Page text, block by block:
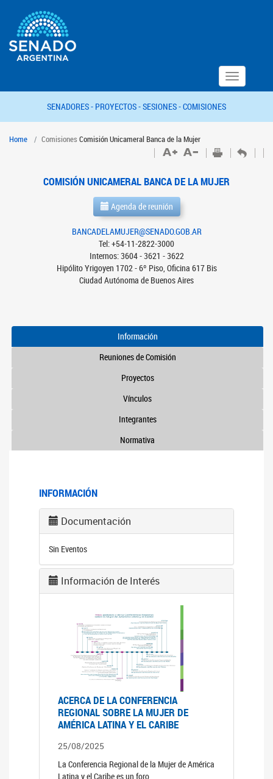
Toggle
navigation
SENADORES - PROYECTOS -SESIONES -COMISIONES
Home Comisiones Comisión Unicameral Banca de la Mujer
COMISIÓN UNICAMERAL BANCA DE LA MUJER
Agenda de reunión
BANCADELAMUJER@SENADO.GOB.AR
Tel: +54-11-2822-3000
Internos: 3604 - 3621 - 3622
Hipólito Yrigoyen 1702 - 6º Piso, Oficina 617 Bis
Ciudad Autónoma de Buenos Aires
Información
Reuniones de Comisión
Proyectos
Vínculos
Integrantes
Normativa
INFORMACIÓN
Documentación
Sin Eventos
Información de Interés
ACERCA DE LA CONFERENCIA
REGIONAL SOBRE LA MUJER DE
AMÉRICA LATINA Y EL CARIBE
25/08/2025
La Conferencia Regional de la Mujer de América
Latina y el Caribe es un foro